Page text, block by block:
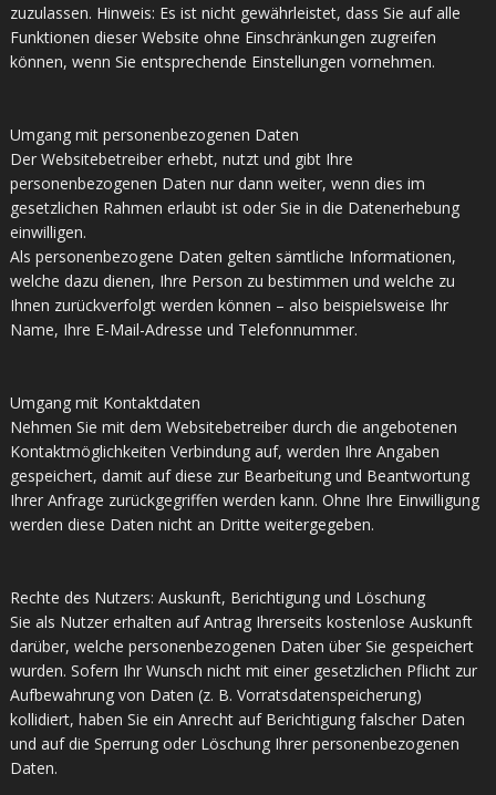
zuzulassen. Hinweis: Es ist nicht gewährleistet, dass Sie auf alle
Funktionen dieser Website ohne Einschränkungen zugreifen
können, wenn Sie entsprechende Einstellungen vornehmen.
Umgang mit personenbezogenen Daten
Der Websitebetreiber erhebt, nutzt und gibt Ihre
personenbezogenen Daten nur dann weiter, wenn dies im
gesetzlichen Rahmen erlaubt ist oder Sie in die Datenerhebung
einwilligen.
Als personenbezogene Daten gelten sämtliche Informationen,
welche dazu dienen, Ihre Person zu bestimmen und welche zu
Ihnen zurückverfolgt werden können – also beispielsweise Ihr
Name, Ihre E-Mail-Adresse und Telefonnummer.
Umgang mit Kontaktdaten
Nehmen Sie mit dem Websitebetreiber durch die angebotenen
Kontaktmöglichkeiten Verbindung auf, werden Ihre Angaben
gespeichert, damit auf diese zur Bearbeitung und Beantwortung
Ihrer Anfrage zurückgegriffen werden kann. Ohne Ihre Einwilligung
werden diese Daten nicht an Dritte weitergegeben.
Rechte des Nutzers: Auskunft, Berichtigung und Löschung
Sie als Nutzer erhalten auf Antrag Ihrerseits kostenlose Auskunft
darüber, welche personenbezogenen Daten über Sie gespeichert
wurden. Sofern Ihr Wunsch nicht mit einer gesetzlichen Pflicht zur
Aufbewahrung von Daten (z. B. Vorratsdatenspeicherung)
kollidiert, haben Sie ein Anrecht auf Berichtigung falscher Daten
und auf die Sperrung oder Löschung Ihrer personenbezogenen
Daten.